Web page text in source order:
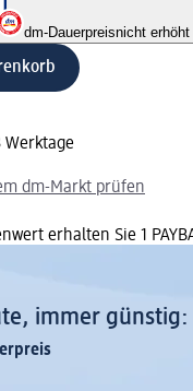
dm-Dauerpreisnicht
Werktage
dm-Markt prüfen
erhalten Sie 1
immer günstig: